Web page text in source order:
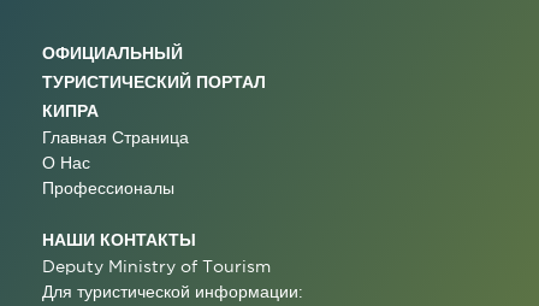
ОФИЦИАЛЬНЫЙ
ТУРИСТИЧЕСКИЙ ПОРТАЛ
КИПРА
Главная Страница
О Нас
Профессионалы
НАШИ КОНТАКТЫ
Deputy Ministry of Tourism
Для туристической информации: